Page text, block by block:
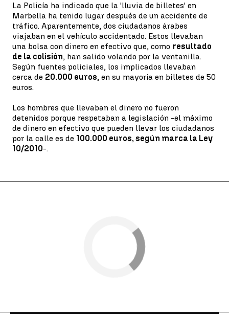
La Policía ha indicado que la 'lluvia de billetes' en
Marbella ha tenido lugar después de un accidente de
tráfico. Aparentemente, dos ciudadanos árabes
viajaban en el vehículo accidentado. Estos llevaban
una bolsa con dinero en efectivo que, como resultado
de la colisión, han salido volando por la ventanilla.
Según fuentes policiales, los implicados llevaban
cerca de 20.000 euros, en su mayoría en billetes de 50
euros.
Los hombres que llevaban el dinero no fueron
detenidos porque respetaban a legislación -el máximo
de dinero en efectivo que pueden llevar los ciudadanos
por la calle es de 100.000 euros, según marca la Ley
10/2010-.